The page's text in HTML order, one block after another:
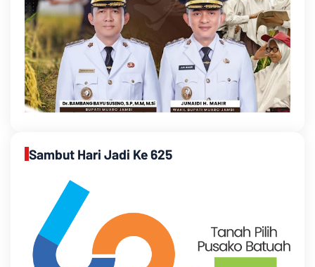
Sambut Hari Jadi Ke 625